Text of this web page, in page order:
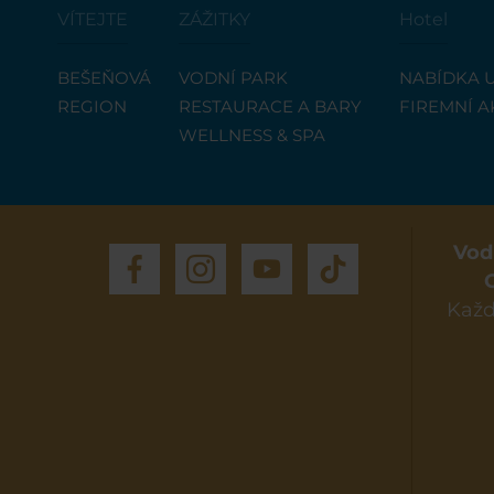
VÍTEJTE
BEŠEŇOVÁ
REGION
ZÁŽITKY
VODNÍ PARK
RESTAURACE A BARY
WELLNESS & SPA
Hotel
NABÍDKA
FIREMNÍ